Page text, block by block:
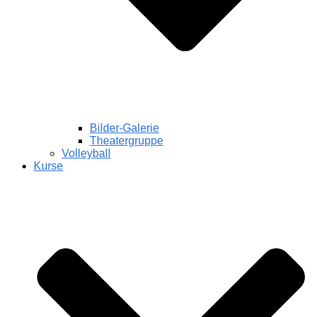
Bilder-Galerie
Theatergruppe
Volleyball
Kurse